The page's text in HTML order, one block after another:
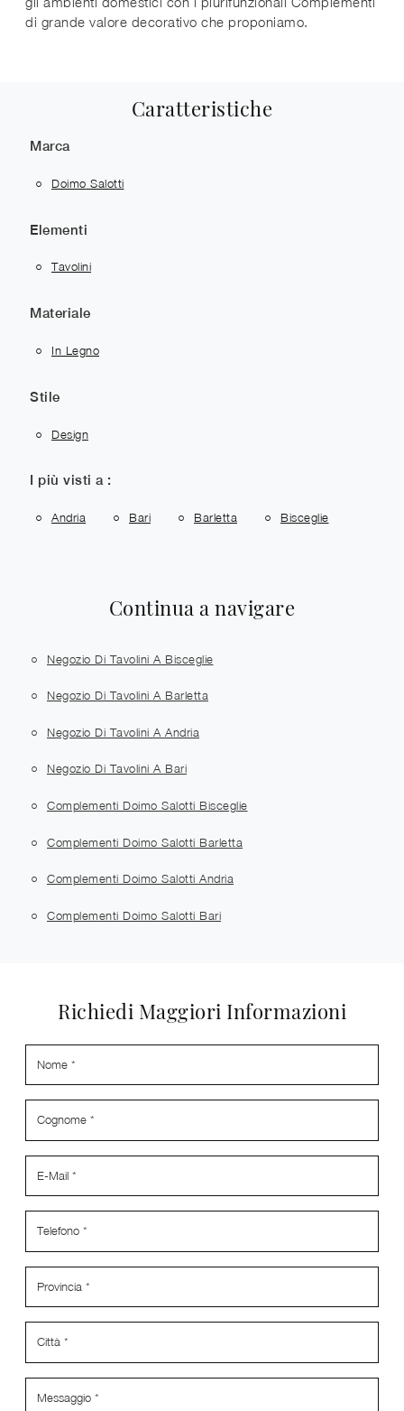
di grande valore decorativo che proponiamo.
Caratteristiche
Marca
Doimo Salotti
Elementi
Tavolini
Materiale
In Legno
Stile
Design
I più visti a :
Andria Bari Barletta Bisceglie
Continua a navigare
Negozio Di Tavolini A Bisceglie
Negozio Di Tavolini A Barletta
Negozio Di Tavolini A Andria
Negozio Di Tavolini A Bari
Complementi Doimo Salotti Bisceglie
Complementi Doimo Salotti Barletta
Complementi Doimo Salotti Andria
Complementi Doimo Salotti Bari
Richiedi Maggiori Informazioni